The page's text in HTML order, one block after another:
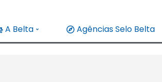
A Belta Agências Selo Belta